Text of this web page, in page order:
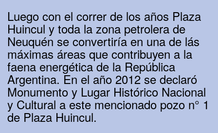
Luego con el correr de los años Plaza
Huincul y toda la zona petrolera de
Neuquén se convertiría en una de lás
máximas áreas que contribuyen a la
faena energética de la República
Argentina. En el año 2012 se declaró
Monumento y Lugar Histórico Nacional
y Cultural a este mencionado pozo n° 1
de Plaza Huincul.